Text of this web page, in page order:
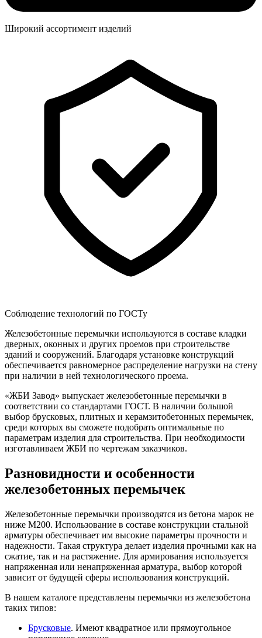
Широкий ассортимент изделий
Соблюдение технологий по ГОСТу
Железобетонные перемычки используются в составе кладки
дверных, оконных и других проемов при строительстве
зданий и сооружений. Благодаря установке конструкций
обеспечивается равномерное распределение нагрузки на стену
при наличии в ней технологического проема.
«ЖБИ Завод» выпускает железобетонные перемычки в
соответствии со стандартами ГОСТ. В наличии большой
выбор брусковых, плитных и керамзитобетонных перемычек,
среди которых вы сможете подобрать оптимальные по
параметрам изделия для строительства. При необходимости
изготавливаем ЖБИ по чертежам заказчиков.
Разновидности и особенности
железобетонных перемычек
Железобетонные перемычки производятся из бетона марок не
ниже М200. Использование в составе конструкции стальной
арматуры обеспечивает им высокие параметры прочности и
надежности. Такая структура делает изделия прочными как на
сжатие, так и на растяжение. Для армирования используется
напряженная или ненапряженная арматура, выбор которой
зависит от будущей сферы использования конструкций.
В нашем каталоге представлены перемычки из железобетона
таких типов:
Брусковые. Имеют квадратное или прямоугольное